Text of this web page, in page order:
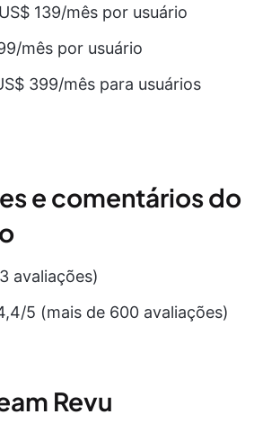
US$ 139/mês por usuário
mês por usuário
399/mês para usuários
e comentários do
avaliações)
5 (mais de 600 avaliações)
Revu